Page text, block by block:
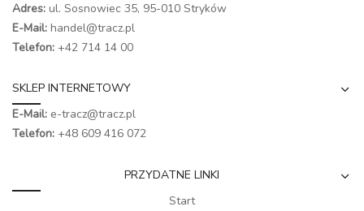
Adres: ul. Sosnowiec 35, 95-010 Stryków
E-Mail: handel@tracz.pl
Telefon: +42 714 14 00
SKLEP INTERNETOWY
E-Mail: e-tracz@tracz.pl
Telefon: +48 609 416 072
PRZYDATNE LINKI
Start